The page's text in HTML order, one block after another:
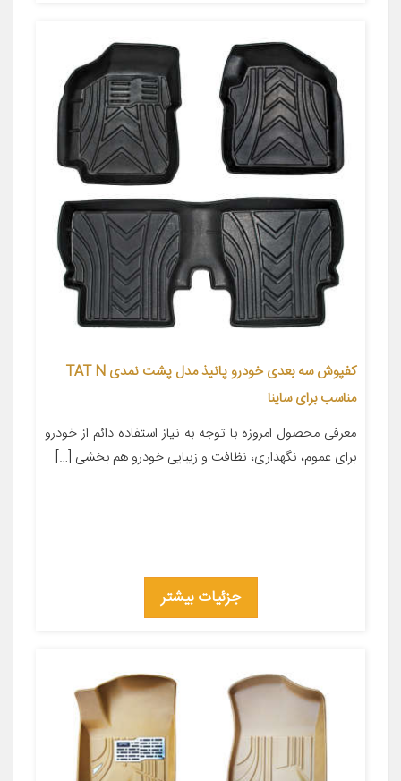
کفپوش سه بعدی خودرو پانیذ مدل پشت نمدی TAT N
مناسب برای ساینا
معرفی محصول امروزه با توجه به نیاز استفاده دائم از خودرو
برای عموم، نگهداری، نظافت و زیبایی خودرو هم بخشی […]
جزئیات بیشتر